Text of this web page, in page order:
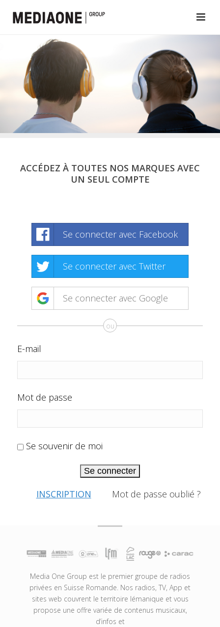
ACCÉDEZ À TOUTES NOS MARQUES AVEC
UN SEUL COMPTE
Se connecter avec Facebook
Se connecter avec Twitter
Se connecter avec Google
ou
E-mail
Mot de passe
Se souvenir de moi
Se connecter
INSCRIPTION Mot de passe oublié ?
Media One Group est le premier groupe de radios
privées en Suisse Romande. Nos radios, TV, App et
sites web couvrent le territoire lémanique et vous
propose une offre variée de contenus musicaux,
d’infos et